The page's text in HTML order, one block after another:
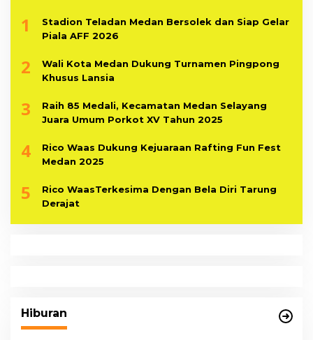
1
Stadion Teladan Medan Bersolek dan Siap Gelar
Piala AFF 2026
2
Wali Kota Medan Dukung Turnamen Pingpong
Khusus Lansia
3
Raih 85 Medali, Kecamatan Medan Selayang
Juara Umum Porkot XV Tahun 2025
4
Rico Waas Dukung Kejuaraan Rafting Fun Fest
Medan 2025
5
Rico WaasTerkesima Dengan Bela Diri Tarung
Derajat
Hiburan